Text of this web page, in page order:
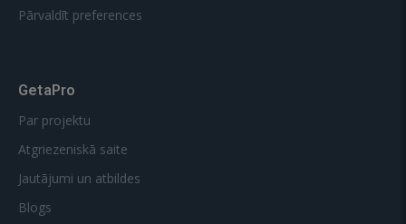
Pārvaldīt preferences
GetaPro
Par projektu
Atgriezeniskā saite
Jautājumi un atbildes
Blogs